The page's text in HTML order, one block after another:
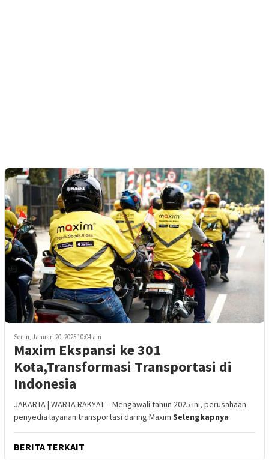
Senin, Januari 20, 2025 10:04 am
Maxim Ekspansi ke 301
Kota,Transformasi Transportasi di
Indonesia
JAKARTA | WARTA RAKYAT – Mengawali tahun 2025 ini, perusahaan
penyedia layanan transportasi daring Maxim Selengkapnya
BERITA TERKAIT